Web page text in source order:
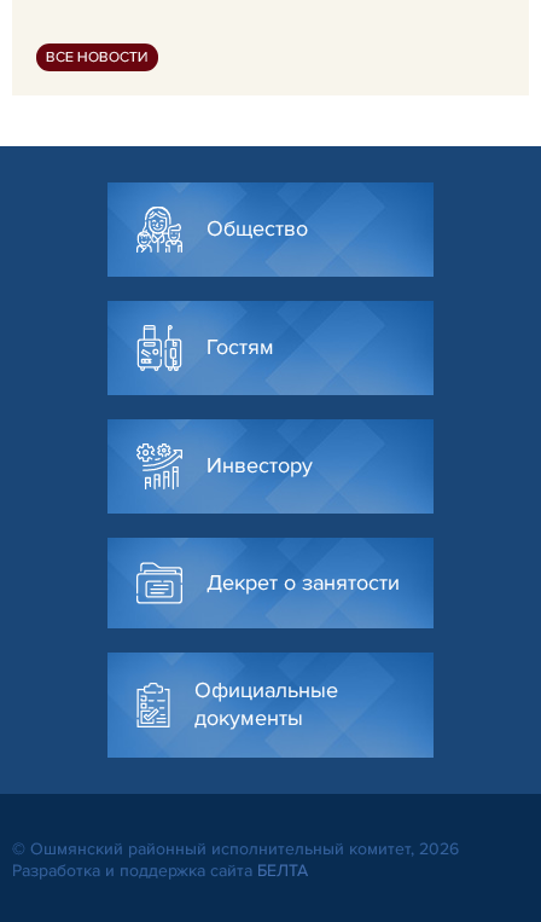
ВСЕ НОВОСТИ
Общество
Гостям
Инвестору
Декрет о занятости
Официальные
документы
© Ошмянский районный исполнительный комитет, 2026
Разработка и поддержка сайта БЕЛТА